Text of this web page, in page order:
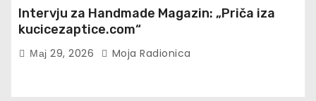
Intervju za Handmade Magazin: „Priča iza
kucicezaptice.com“
Мај 29, 2026 Moja Radionica